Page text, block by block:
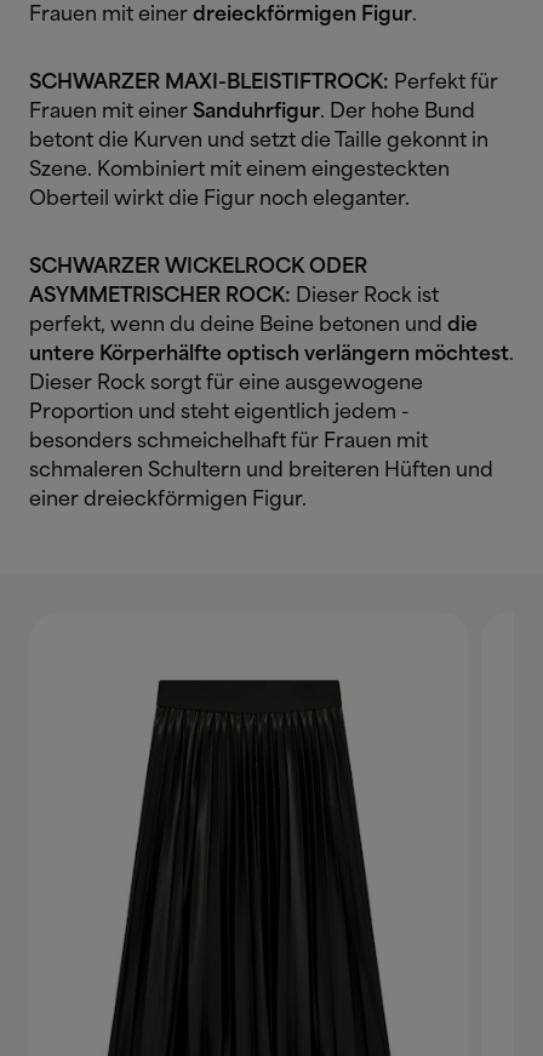
Frauen mit einer dreieckförmigen Figur.
SCHWARZER MAXI-BLEISTIFTROCK: Perfekt für
Frauen mit einer Sanduhrfigur. Der hohe Bund
betont die Kurven und setzt die Taille gekonnt in
Szene. Kombiniert mit einem eingesteckten
Oberteil wirkt die Figur noch eleganter.
SCHWARZER WICKELROCK ODER
ASYMMETRISCHER ROCK: Dieser Rock ist
perfekt, wenn du deine Beine betonen und die
untere Körperhälfte optisch verlängern möchtest.
Dieser Rock sorgt für eine ausgewogene
Proportion und steht eigentlich jedem -
besonders schmeichelhaft für Frauen mit
schmaleren Schultern und breiteren Hüften und
einer dreieckförmigen Figur.